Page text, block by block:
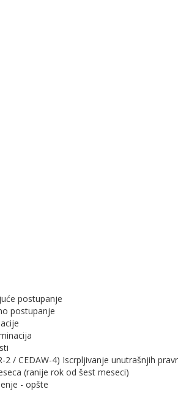
postupanje
postupanje
2 / CEDAW-4) Iscrpljivanje unutrašnjih
(ranije rok od šest meseci)
- opšte